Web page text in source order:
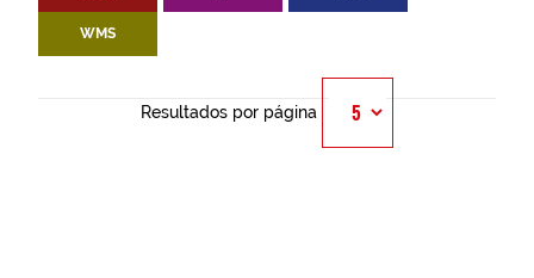
WMS
Resultados por página